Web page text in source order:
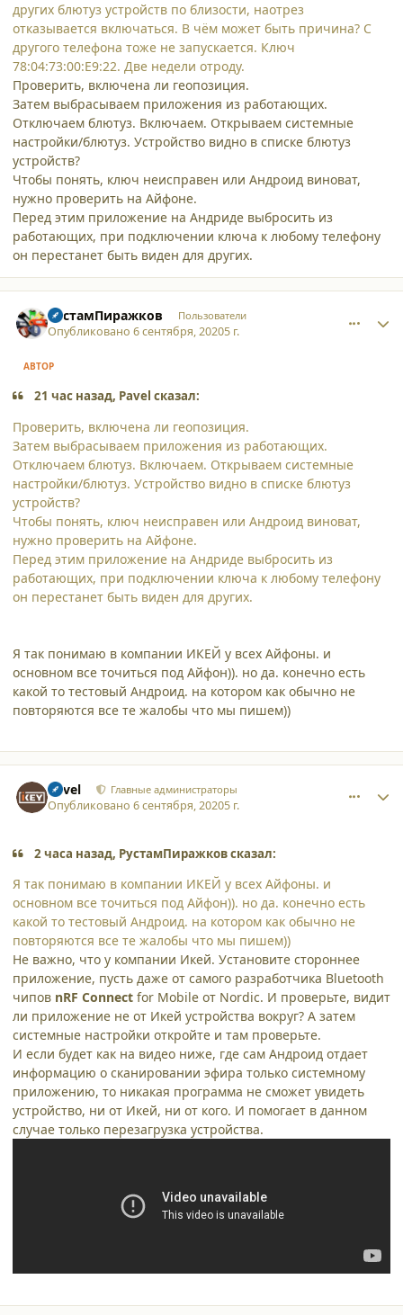
других блютуз устройств по близости, наотрез
отказывается включаться. В чём может быть причина? С
другого телефона тоже не запускается. Ключ
78:04:73:00:E9:22. Две недели отроду.
Проверить, включена ли геопозиция.
Затем выбрасываем приложения из работающих.
Отключаем блютуз. Включаем. Открываем системные
настройки/блютуз. Устройство видно в списке блютуз
устройств?
Чтобы понять, ключ неисправен или Андроид виноват,
нужно проверить на Айфоне.
Перед этим приложение на Андриде выбросить из
работающих, при подключении ключа к любому телефону
он перестанет быть виден для других.
РустамПиражков Пользователи
Опубликовано6 сентября, 20205 г.
АВТОР
21 час назад, Pavel сказал:
Проверить, включена ли геопозиция.
Затем выбрасываем приложения из работающих.
Отключаем блютуз. Включаем. Открываем системные
настройки/блютуз. Устройство видно в списке блютуз
устройств?
Чтобы понять, ключ неисправен или Андроид виноват,
нужно проверить на Айфоне.
Перед этим приложение на Андриде выбросить из
работающих, при подключении ключа к любому телефону
он перестанет быть виден для других.
Я так понимаю в компании ИКЕЙ у всех Айфоны. и
основном все точиться под Айфон)). но да. конечно есть
какой то тестовый Андроид. на котором как обычно не
повторяются все те жалобы что мы пишем))
Pavel Главные администраторы
Опубликовано6 сентября, 20205 г.
2 часа назад, РустамПиражков сказал:
Я так понимаю в компании ИКЕЙ у всех Айфоны. и
основном все точиться под Айфон)). но да. конечно есть
какой то тестовый Андроид. на котором как обычно не
повторяются все те жалобы что мы пишем))
Не важно, что у компании Икей. Установите стороннее
приложение, пусть даже от самого разработчика Bluetooth
чипов nRF Connect for Mobile от Nordic. И проверьте, видит
ли приложение не от Икей устройства вокруг? А затем
системные настройки откройте и там проверьте.
И если будет как на видео ниже, где сам Андроид отдает
информацию о сканировании эфира только системному
приложению, то никакая программа не сможет увидеть
устройство, ни от Икей, ни от кого. И помогает в данном
случае только перезагрузка устройства.